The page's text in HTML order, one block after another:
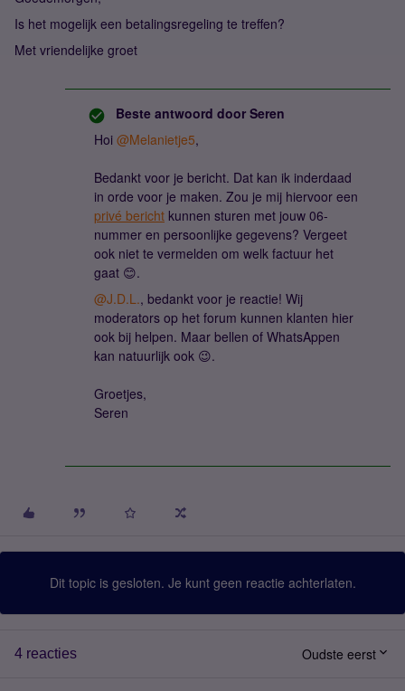
Is het mogelijk een betalingsregeling te treffen?
Met vriendelijke groet
Beste antwoord door Seren
Hoi @Melanietje5,
Bedankt voor je bericht. Dat kan ik inderdaad
in orde voor je maken. Zou je mij hiervoor een
privé bericht kunnen sturen met jouw 06-
nummer en persoonlijke gegevens? Vergeet
ook niet te vermelden om welk factuur het
gaat 😊.
@J.D.L., bedankt voor je reactie! Wij
moderators op het forum kunnen klanten hier
ook bij helpen. Maar bellen of WhatsAppen
kan natuurlijk ook 😉.
Groetjes,
Seren
Dit topic is gesloten. Je kunt geen reactie achterlaten.
4 reacties Oudste eerst